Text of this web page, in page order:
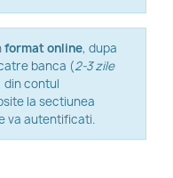
format online, dupa
banca (2-3 zile
din contul
la sectiunea
va autentificati.